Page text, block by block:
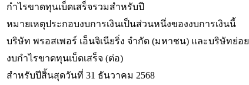
กำไรขาดทุนเบ็ดเสร็จรวมสำหรับปี
หมายเหตุประกอบงบการเงินเป็นส่วนหนึ่งของงบการเงินนี้
บริษัท พรอสเพอร์ เอ็นจิเนียริ่ง จำกัด (มหาชน) และบริษัทย่อย
งบกำไรขาดทุนเบ็ดเสร็จ (ต่อ)
สำหรับปีสิ้นสุดวันที่ 31 ธันวาคม 2568